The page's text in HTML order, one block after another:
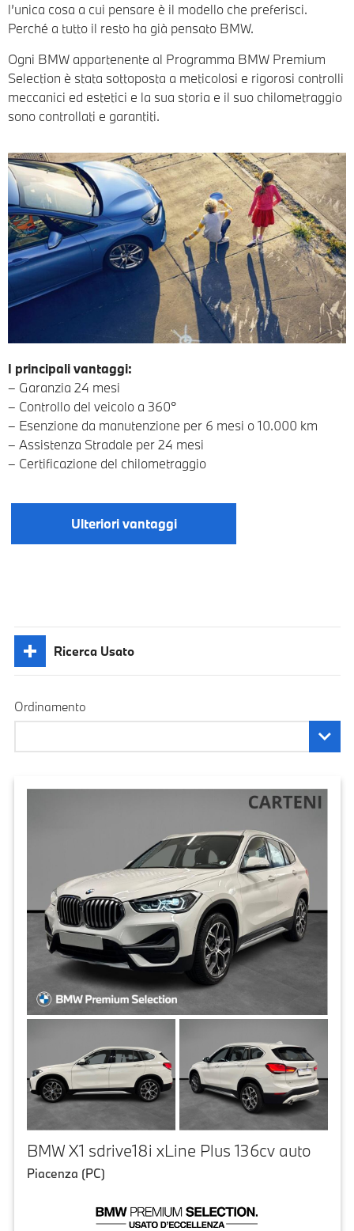
l’unica cosa a cui pensare è il modello che preferisci.
Perché a tutto il resto ha già pensato BMW.
Ogni BMW appartenente al Programma BMW Premium
Selection è stata sottoposta a meticolosi e rigorosi controlli
meccanici ed estetici e la sua storia e il suo chilometraggio
sono controllati e garantiti.
I principali vantaggi:
– Garanzia 24 mesi
– Controllo del veicolo a 360°
– Esenzione da manutenzione per 6 mesi o 10.000 km
– Assistenza Stradale per 24 mesi
– Certificazione del chilometraggio
Ulteriori vantaggi